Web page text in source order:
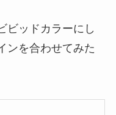
ビッドカラーにし
ンを合わせてみた